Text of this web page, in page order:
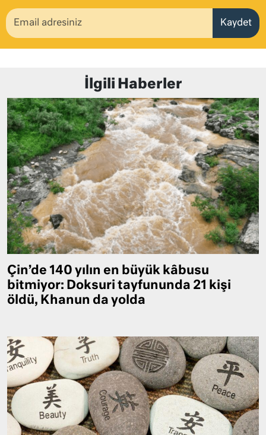
Kaydet
İlgili Haberler
Çin’de 140 yılın en büyük kâbusu
bitmiyor: Doksuri tayfununda 21 kişi
öldü, Khanun da yolda